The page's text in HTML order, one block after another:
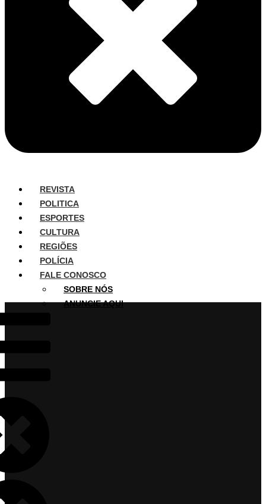
REVISTA
POLITICA
ESPORTES
CULTURA
REGIÕES
POLÍCIA
FALE CONOSCO
SOBRE NÓS
ANUNCIE AQUI